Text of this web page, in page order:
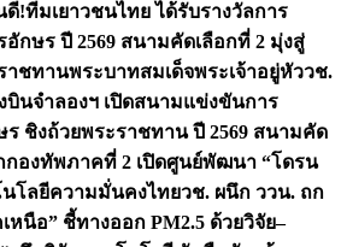
ดี!ทีมเยาวชนไทย ได้รับรางวัลการ
กษร ปี 2569 สนามคัดเลือกที่ 2 มุ่งสู่
าชทานพระบาทสมเด็จพระเจ้าอยู่หัววช.
นจำลองฯ เปิดสนามแข่งขันการ
ชิงถ้วยพระราชทาน ปี 2569 สนามคัด
กองทัพภาคที่ 2 เปิดศูนย์พัฒนา “โดรน
นโลยีความมั่นคงไทยวช. ผนึก ววน. ถก
นือ” ชี้ทางออก PM2.5 ด้วยวิจัย–